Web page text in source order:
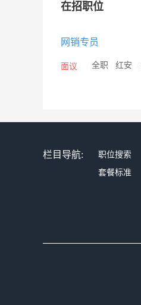
在招职位
网销专员
面议 全职 红安
栏目导航: 职位搜索
套餐标准